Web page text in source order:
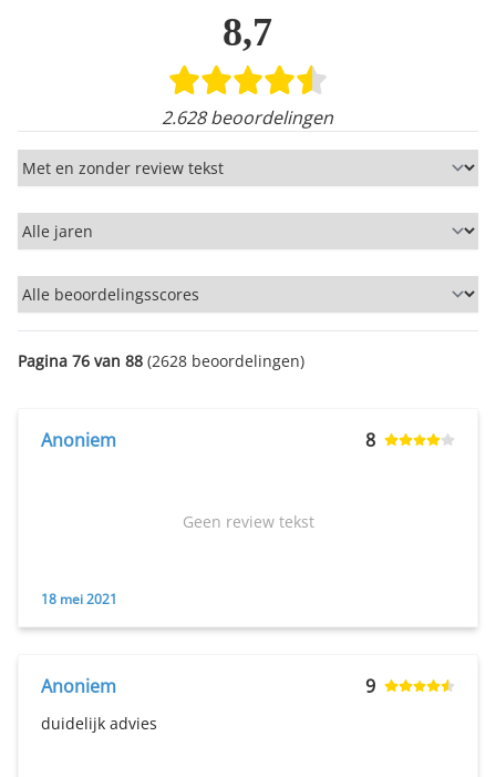
8,7
2.628 beoordelingen
Reviews
Periode
Beoordeling
Pagina 76 van 88 (2628 beoordelingen)
Anoniem 8
Geen review tekst
18 mei 2021
Anoniem 9
duidelijk advies